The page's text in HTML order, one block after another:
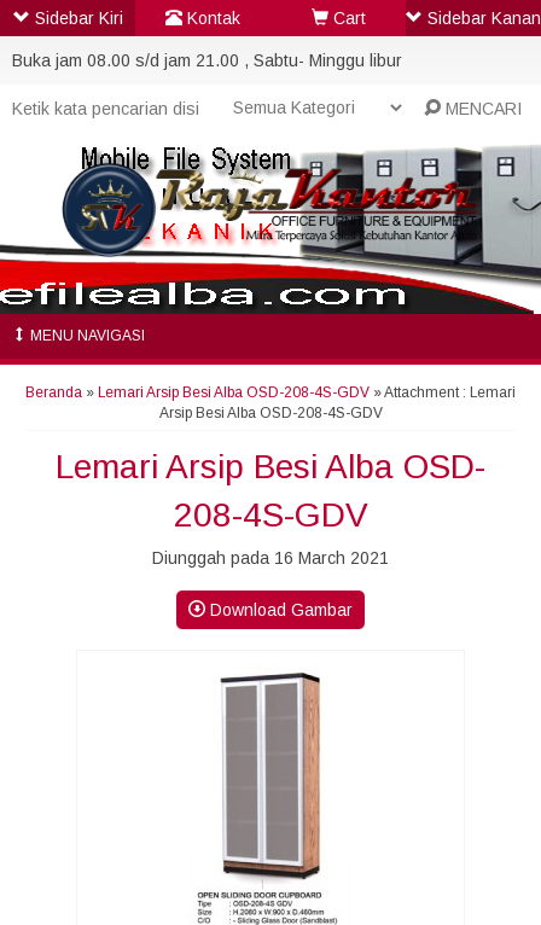
Buka jam 08.00 s/d jam 21.00 , Sabtu- Minggu libur
MENCARI
MENU NAVIGASI
Beranda » Lemari Arsip Besi Alba OSD-208-4S-GDV » Attachment : Lemari
Arsip Besi Alba OSD-208-4S-GDV
Lemari Arsip Besi Alba OSD-
208-4S-GDV
Diunggah pada 16 March 2021
Download Gambar
Sidebar Kiri Kontak Cart Sidebar Kanan